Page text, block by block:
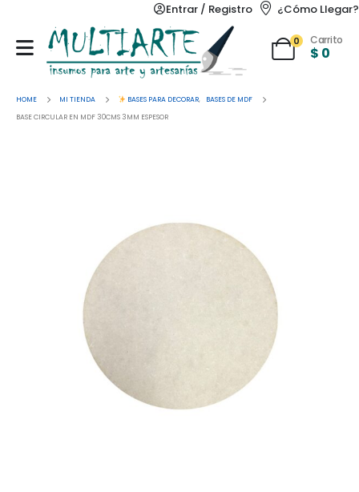
Entrar / Registro ¿Cómo Llegar?
0 Carrito
$ 0
HOME MI TIENDA BASES PARA DECORAR,
BASES DE MDF
BASE CIRCULAR EN MDF 30CMS 3MM ESPESOR